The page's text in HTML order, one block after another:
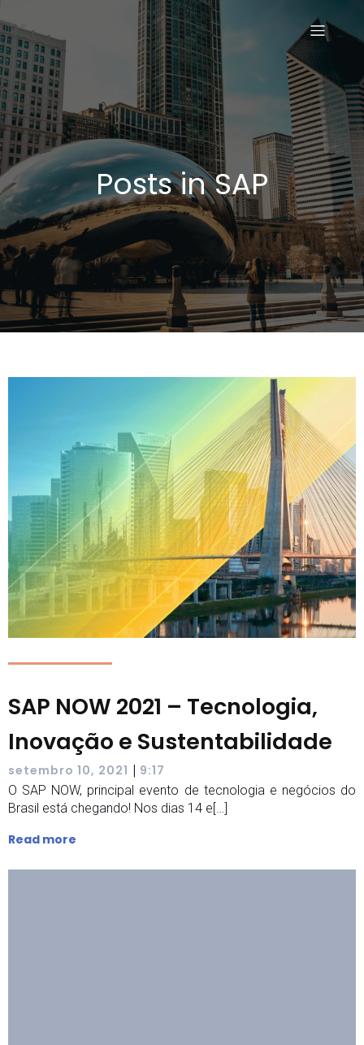
Posts in SAP
SAP NOW 2021 – Tecnologia,
Inovação e Sustentabilidade
setembro 10, 2021 | 9:17
O SAP NOW, principal evento de tecnologia e negócios do
Brasil está chegando! Nos dias 14 e[…]
Read more